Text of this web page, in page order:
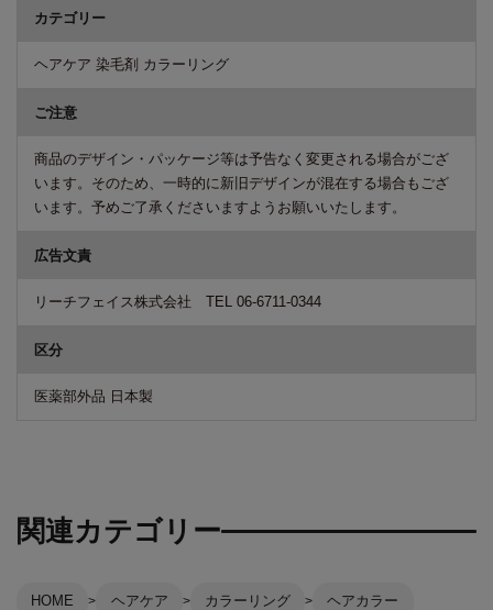
カテゴリー
ヘアケア 染毛剤 カラーリング
ご注意
商品のデザイン・パッケージ等は予告なく変更される場合がござ
います。そのため、一時的に新旧デザインが混在する場合もござ
います。予めご了承くださいますようお願いいたします。
広告文責
リーチフェイス株式会社 TEL 06-6711-0344
区分
医薬部外品 日本製
関連カテゴリー
HOME ヘアケア カラーリング ヘアカラー